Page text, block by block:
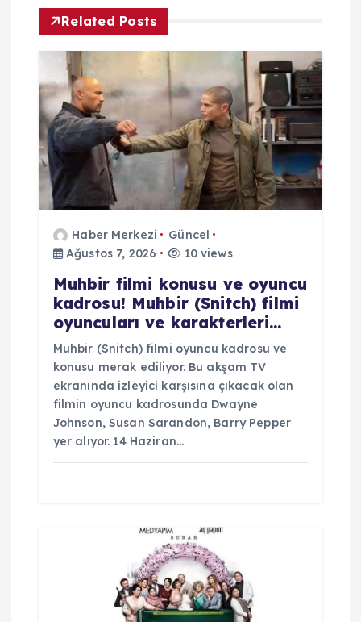
n
m
e
s
Related Posts
Haber Merkezi
Güncel
Ağustos 7, 2026
10 views
Muhbir filmi konusu ve oyuncu
kadrosu! Muhbir (Snitch) filmi
oyuncuları ve karakterleri…
Muhbir (Snitch) filmi oyuncu kadrosu ve
konusu merak ediliyor. Bu akşam TV
ekranında izleyici karşısına çıkacak olan
filmin oyuncu kadrosunda Dwayne
Johnson, Susan Sarandon, Barry Pepper
yer alıyor. 14 Haziran…